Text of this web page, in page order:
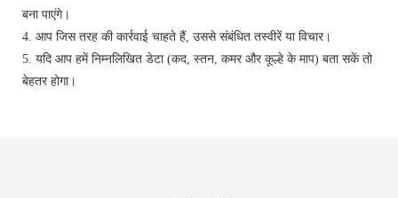
बना पाएंगे।
4. आप जिस तरह की कार्रवाई चाहते हैं, उससे संबंधित तस्वीरें या विचार।
5. यदि आप हमें निम्नलिखित डेटा (कद, स्तन, कमर और कूल्हे के माप) बता सकें तो
बेहतर होगा।